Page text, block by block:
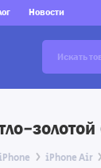
Новости
iPhone Air